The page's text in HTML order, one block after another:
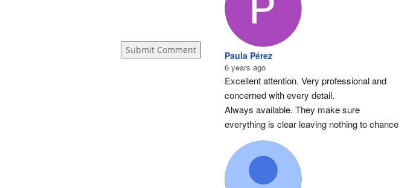
Submit Comment Paula Pérez
6 years ago
Excellent attention. Very professional and
concerned with every detail.
Always available. They make sure
everything is clear leaving nothing to chance